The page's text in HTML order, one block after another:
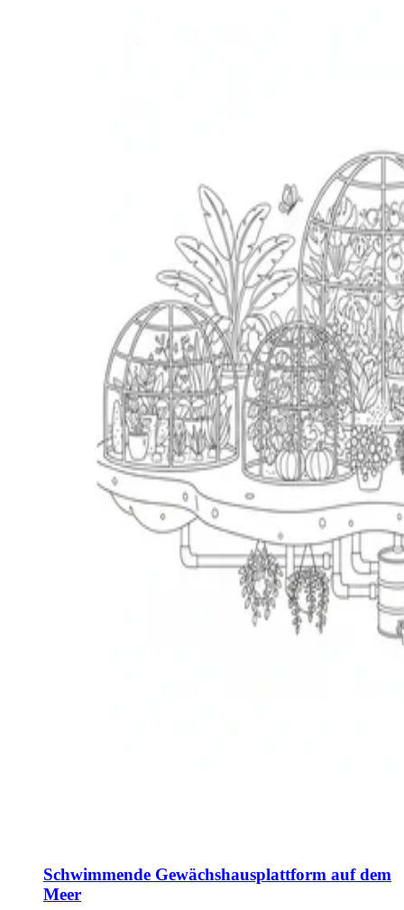
Schwimmende Gewächshausplattform auf dem
Meer